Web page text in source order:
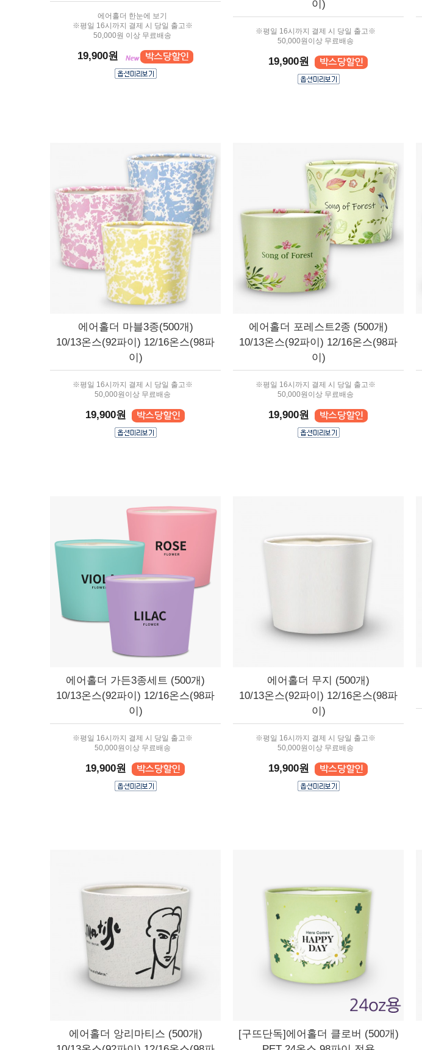
에어홀더 한눈에 보기
※평일 16시까지 결제 시 당일 출고※
50,000원 이상 무료배송
19,900원
이)
※평일 16시까지 결제 시 당일 출고※
50,000원이상 무료배송
19,900원
에어홀더 마블3종(500개)
10/13온스(92파이) 12/16온스(98파
이)
※평일 16시까지 결제 시 당일 출고※
50,000원이상 무료배송
19,900원
에어홀더 포레스트2종 (500개)
10/13온스(92파이) 12/16온스(98파
이)
※평일 16시까지 결제 시 당일 출고※
50,000원이상 무료배송
19,900원
에어홀더 가든3종세트 (500개)
10/13온스(92파이) 12/16온스(98파
이)
※평일 16시까지 결제 시 당일 출고※
50,000원이상 무료배송
19,900원
에어홀더 무지 (500개)
10/13온스(92파이) 12/16온스(98파
이)
※평일 16시까지 결제 시 당일 출고※
50,000원이상 무료배송
19,900원
에어홀더 앙리마티스 (500개)
[구뜨단독]에어홀더 클로버 (500개)